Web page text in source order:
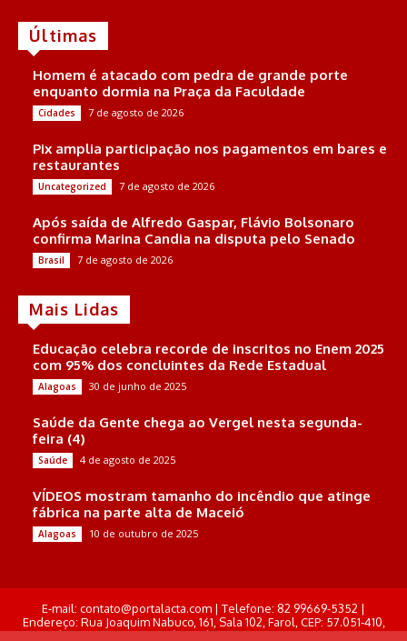
Últimas
Homem é atacado com pedra de grande porte
enquanto dormia na Praça da Faculdade
Cidades 7 de agosto de 2026
Pix amplia participação nos pagamentos em bares e
restaurantes
Uncategorized 7 de agosto de 2026
Após saída de Alfredo Gaspar, Flávio Bolsonaro
confirma Marina Candia na disputa pelo Senado
Brasil 7 de agosto de 2026
Mais Lidas
Educação celebra recorde de inscritos no Enem 2025
com 95% dos concluintes da Rede Estadual
Alagoas 30 de junho de 2025
Saúde da Gente chega ao Vergel nesta segunda-
feira (4)
Saúde 4 de agosto de 2025
VÍDEOS mostram tamanho do incêndio que atinge
fábrica na parte alta de Maceió
Alagoas 10 de outubro de 2025
E-mail: contato@portalacta.com | Telefone: 82 99669-5352 |
Endereço: Rua Joaquim Nabuco, 161, Sala 102, Farol, CEP: 57.051-410,
Maceió, Alagoas . Responsável Técnico: Derek Gustavo de Morais